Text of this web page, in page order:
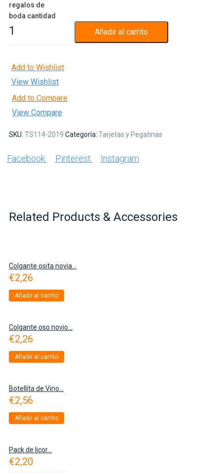
regalos de
boda cantidad
Añadir al carrito
Add to Wishlist
View Wishlist
Add to Compare
View Compare
SKU: TS114-2019 Categoría: Tarjetas y Pegatinas
Facebook Pinterest Instagram
Related Products & Accessories
Colgante osita novia...
€2,26
Añadir al carrito
Colgante oso novio...
€2,26
Añadir al carrito
Botellita de Vino...
€2,56
Añadir al carrito
Pack de licor...
€2,20